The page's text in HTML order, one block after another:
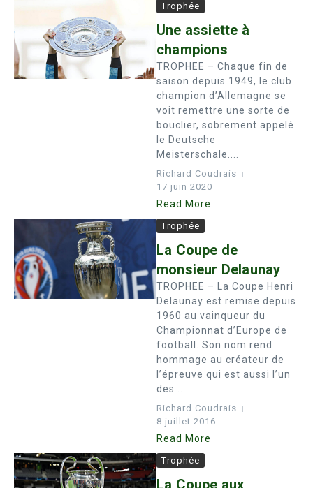
Trophée
Une assiette à
champions
TROPHEE – Chaque fin de
saison depuis 1949, le club
champion d’Allemagne se
voit remettre une sorte de
bouclier, sobrement appelé
le Deutsche
Meisterschale....
Richard Coudrais
17 juin 2020
Read More
Trophée
La Coupe de
monsieur Delaunay
TROPHEE – La Coupe Henri
Delaunay est remise depuis
1960 au vainqueur du
Championnat d’Europe de
football. Son nom rend
hommage au créateur de
l’épreuve qui est aussi l’un
des ...
Richard Coudrais
8 juillet 2016
Read More
Trophée
La Coupe aux